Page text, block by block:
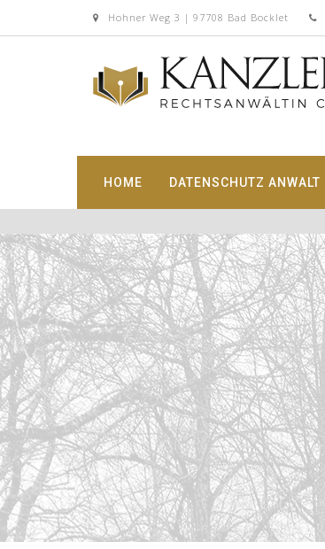
Hohner Weg 3 | 97708 Bad Bocklet
HOME DATENSCHUTZ ANWALT